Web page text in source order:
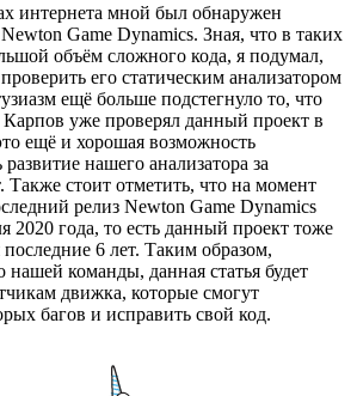
интернета мной был обнаружен
Game Dynamics. Зная, что в таких
объём сложного кода, я подумал,
его статическим анализатором
ещё больше подстегнуло то, что
уже проверял данный проект в
ещё и хорошая возможность
нашего анализатора за
Также стоит отметить, что на момент
релиз Newton Game Dynamics
2020 года, то есть данный проект тоже
последние 6 лет. Таким образом,
команды, данная статья будет
движка, которые смогут
багов и исправить свой код.